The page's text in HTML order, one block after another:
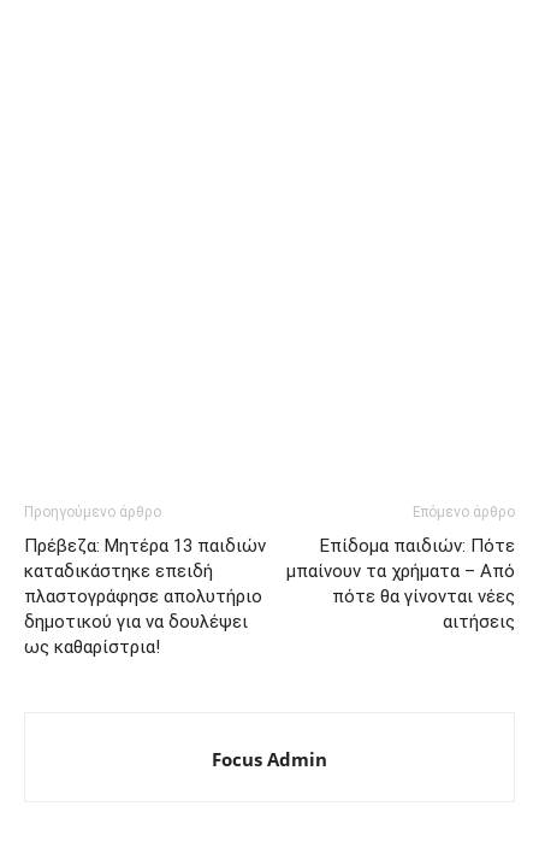
Προηγούμενο άρθρο
Πρέβεζα: Μητέρα 13 παιδιών
καταδικάστηκε επειδή
πλαστογράφησε απολυτήριο
δημοτικού για να δουλέψει
ως καθαρίστρια!
Επόμενο άρθρο
Επίδομα παιδιών: Πότε
μπαίνουν τα χρήματα – Από
πότε θα γίνονται νέες
αιτήσεις
Focus Admin